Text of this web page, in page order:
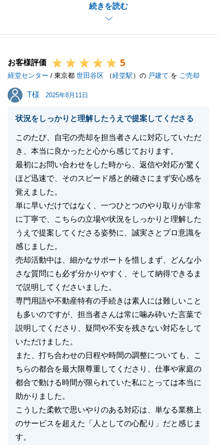
続きを読む
買主様にも大変気に入っていただけたようで、迅速な
ご成約となりましたこと、私どもも大変嬉しく思って
おります。
でき、安堵いたしました。
今後とも不動産に関するご相談がございましたら、お
気軽にお声がけください。
今後とも何卒よろしくお願い申し上げます。
お客様評価 5
経堂センター / 東京都 世田谷区 （経堂駅）の 戸建て を ご売却
T様
T様 2025年8月11日
状況をしっかりと理解したうえで提案してくださる
このたび、自宅の売却を担当者さんに対応していただ
き、本当に良かったと心から感じております。
最初にお問い合わせをした時から、返信や対応が驚く
ほど迅速で、そのスピード感と的確さにまず安心感を
覚えました。
単に早いだけではなく、一つひとつのやり取りが非常
に丁寧で、こちらの立場や状況をしっかりと理解した
うえで提案してくださる姿勢に、誠実さとプロ意識を
感じました。
売却活動中は、細かなサポートを惜しまず、どんな小
さな質問にも必ず分かりやすく、そして納得できるま
で説明してくださいました。
専門用語や不動産特有の手続きは素人には難しいこと
も多いのですが、担当者さんは常に噛み砕いた言葉で
説明してくださり、疑問や不安を残さない対応をして
いただけました。
また、打ち合わせの日程や時間の調整についても、こ
ちらの都合を最大限尊重してくださり、仕事や家庭の
都合で動ける時間が限られていた私にとっては本当に
助かりました。
こうした柔軟で思いやりのある対応は、単なる業務上
のサービスを超えた「人としての心配り」だと感じま
す。